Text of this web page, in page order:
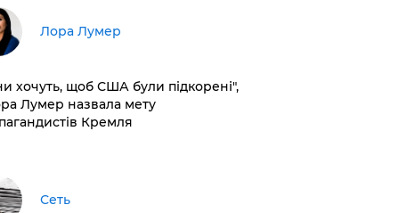
​Лора Лумер
хочуть, щоб США були підкорені",
Лумер назвала мету
Кремля
Сеть